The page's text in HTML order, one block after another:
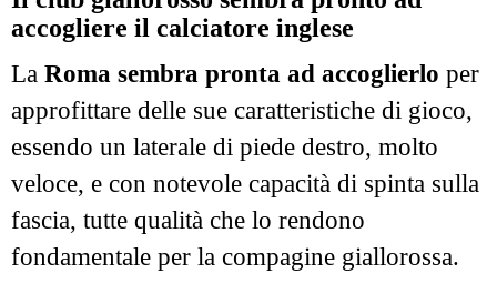
accogliere il calciatore inglese
La Roma sembra pronta ad accoglierlo per
approfittare delle sue caratteristiche di gioco,
essendo un laterale di piede destro, molto
veloce, e con notevole capacità di spinta sulla
fascia, tutte qualità che lo rendono
fondamentale per la compagine giallorossa.